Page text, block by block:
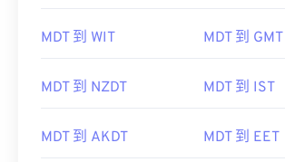
MDT 到 WIT MDT 到 GMT
MDT 到 NZDT MDT 到 IST
MDT 到 AKDT MDT 到 EET